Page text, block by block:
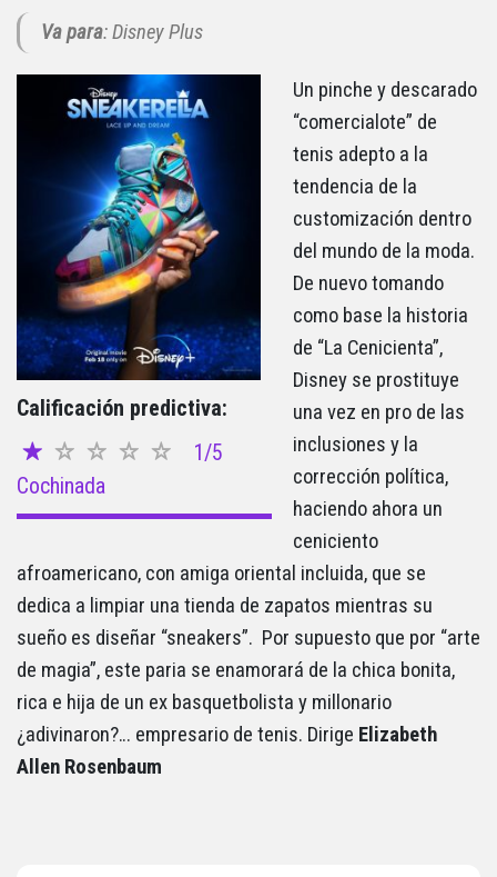
Va para: Disney Plus
Calificación predictiva:
1/5
Cochinada
Un pinche y descarado
“comercialote” de
tenis adepto a la
tendencia de la
customización dentro
del mundo de la moda.
De nuevo tomando
como base la historia
de “La Cenicienta”,
Disney se prostituye
una vez en pro de las
inclusiones y la
corrección política,
haciendo ahora un
ceniciento
afroamericano, con amiga oriental incluida, que se
dedica a limpiar una tienda de zapatos mientras su
sueño es diseñar “sneakers”. Por supuesto que por “arte
de magia”, este paria se enamorará de la chica bonita,
rica e hija de un ex basquetbolista y millonario
¿adivinaron?… empresario de tenis. Dirige Elizabeth
Allen Rosenbaum